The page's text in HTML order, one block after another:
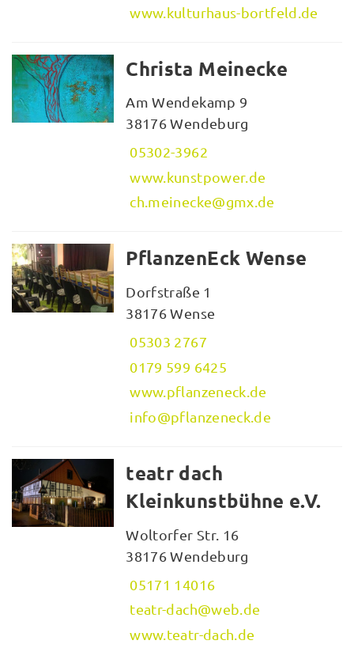
www.kulturhaus-bortfeld.de
Christa Meinecke
Am Wendekamp 9
38176 Wendeburg
05302-3962
www.kunstpower.de
ch.meinecke@gmx.de
PflanzenEck Wense
Dorfstraße 1
38176 Wense
05303 2767
0179 599 6425
www.pflanzeneck.de
info@pflanzeneck.de
teatr dach
Kleinkunstbühne e.V.
Woltorfer Str. 16
38176 Wendeburg
05171 14016
teatr-dach@web.de
www.teatr-dach.de